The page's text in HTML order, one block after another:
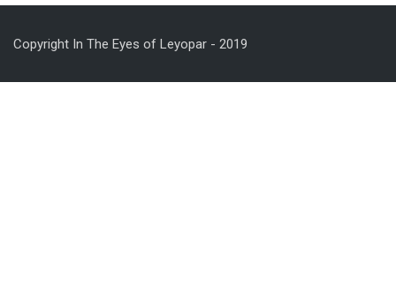
Copyright In The Eyes of Leyopar - 2019